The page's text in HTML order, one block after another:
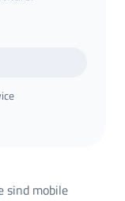
sind mobile